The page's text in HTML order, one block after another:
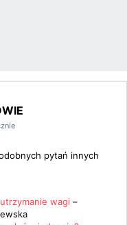
pytań innych
wagi –